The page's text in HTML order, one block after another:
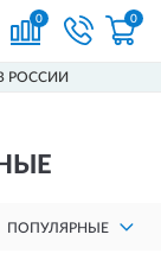
0 0
РОССИИ
ПОПУЛЯРНЫЕ